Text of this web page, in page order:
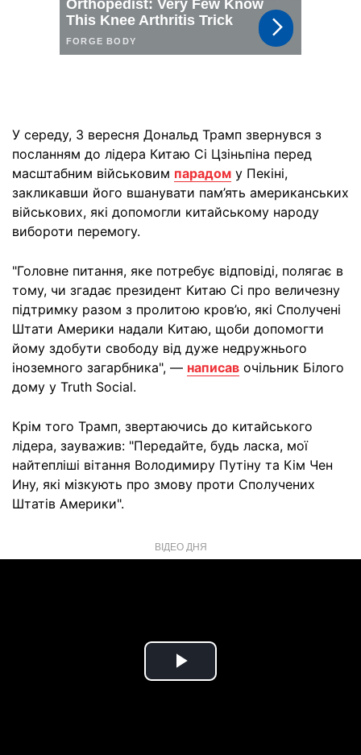
У середу, 3 вересня Дональд Трамп звернувся з
посланням до лідера Китаю Сі Цзіньпіна перед
масштабним військовим парадом у Пекіні,
закликавши його вшанувати пам’ять американських
військових, які допомогли китайському народу
вибороти перемогу.
"Головне питання, яке потребує відповіді, полягає в
тому, чи згадає президент Китаю Сі про величезну
підтримку разом з пролитою кров’ю, які Сполучені
Штати Америки надали Китаю, щоби допомогти
йому здобути свободу від дуже недружнього
іноземного загарбника", — написав очільник Білого
дому у Truth Social.
Крім того Трамп, звертаючись до китайського
лідера, зауважив: "Передайте, будь ласка, мої
найтепліші вітання Володимиру Путіну та Кім Чен
Ину, які мізкують про змову проти Сполучених
Штатів Америки".
ВІДЕО ДНЯ
Play